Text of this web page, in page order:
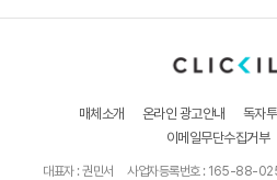
매체소개 온라인 광고안내 독자
이메일무단수집거부
대표자 : 권민서 사업자등록번호 : 165-88-